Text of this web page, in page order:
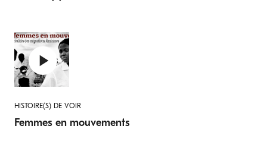
HISTOIRE(S) DE VOIR
Femmes en mouvements